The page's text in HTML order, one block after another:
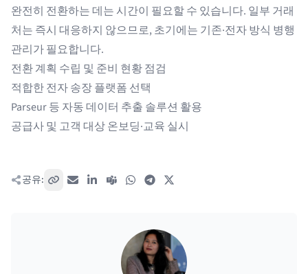
완전히 전환하는 데는 시간이 필요할 수 있습니다. 일부 거래
처는 즉시 대응하지 않으므로, 초기에는 기존·전자 방식 병행
관리가 필요합니다.
전환 계획 수립 및 준비 현황 점검
적합한 전자 송장 플랫폼 선택
Parseur등 자동 데이터 추출 솔루션 활용
공급사 및 고객 대상 온보딩·교육 실시
공유: 링크 복사이메일LinkedIn
Teams WhatsAppTelegram